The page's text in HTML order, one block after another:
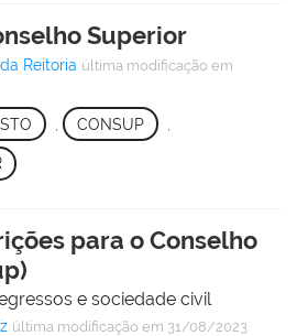
Superior
Reitoria última modificação em
CONSUP
para o Conselho
e sociedade civil
última modificação em 31/08/2023